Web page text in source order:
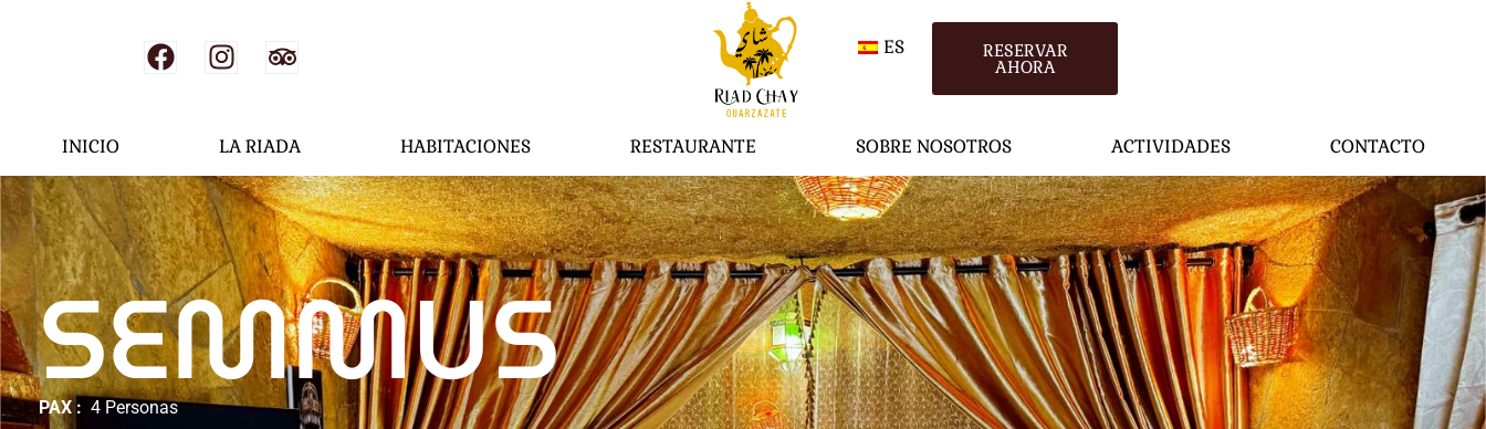
ES RESERVAR
AHORA
INICIO LA RIADA HABITACIONES RESTAURANTE SOBRE NOSOTROS ACTIVIDADES CONTACTO
SEMMUS
PAX : 4 Personas